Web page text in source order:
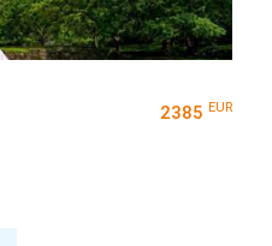
2385 EUR